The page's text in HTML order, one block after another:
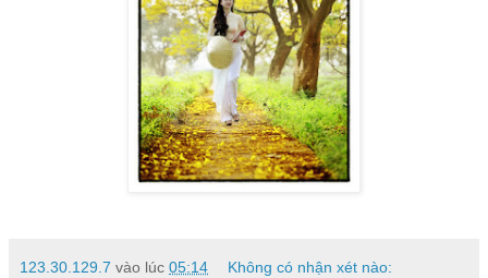
123.30.129.7 vào lúc 05:14 Không có nhận xét nào: